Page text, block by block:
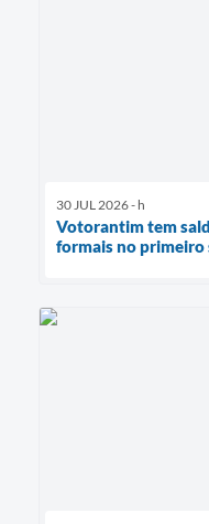
30 JUL 2026 - h
Votorantim tem
formais no primeiro